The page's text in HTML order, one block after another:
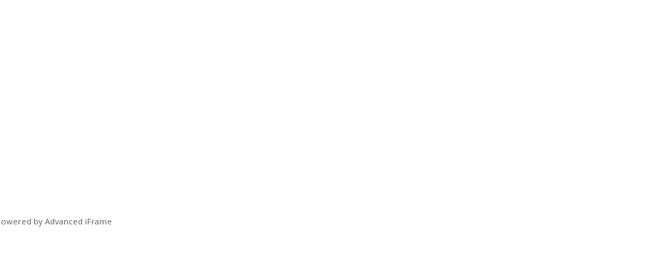
by Advanced iFrame